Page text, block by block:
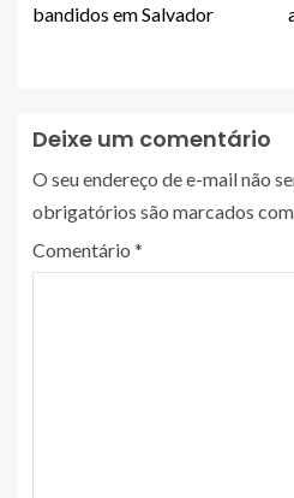
bandidos em Salvador
Deixe um comentário
O seu endereço de e-mail não
obrigatórios são marcados com
Comentário *